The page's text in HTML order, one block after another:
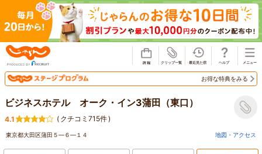
お得な特典をみる
ビジネスホテル オーク・イン3蒲田（東口）
4.1 ( クチコミ715件)
東京都大田区蒲田５―６―１４ 地図・アクセス